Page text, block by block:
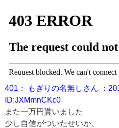
401： もぎりの名無しさん ：
ID:JXMmnCKc0
また一万円貰いました
少し自信がついたせいか、